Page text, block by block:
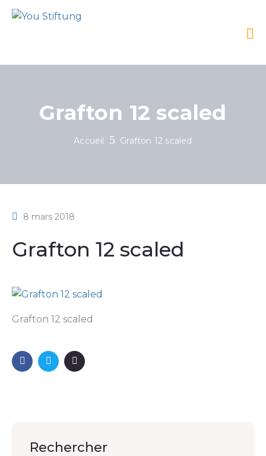
Grafton 12 scaled
Accueil Grafton 12 scaled
8 mars 2018
Grafton 12 scaled
Grafton 12 scaled
Rechercher